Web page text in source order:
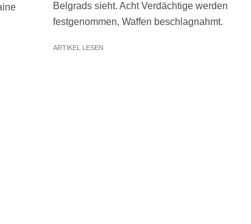
Belgrads sieht. Acht Verdächtige werden
festgenommen, Waffen beschlagnahmt.
ARTIKEL LESEN